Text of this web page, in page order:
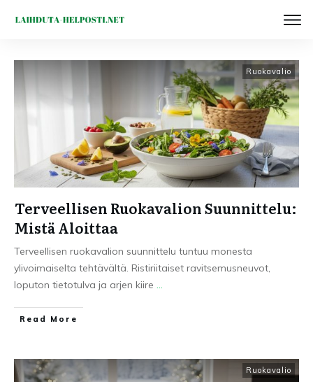
Ruokavalio
Terveellisen Ruokavalion Suunnittelu:
Mistä Aloittaa
Terveellisen ruokavalion suunnittelu tuntuu monesta
ylivoimaiselta tehtävältä. Ristiriitaiset ravitsemusneuvot,
loputon tietotulva ja arjen kiire ...
Read More
Ruokavalio